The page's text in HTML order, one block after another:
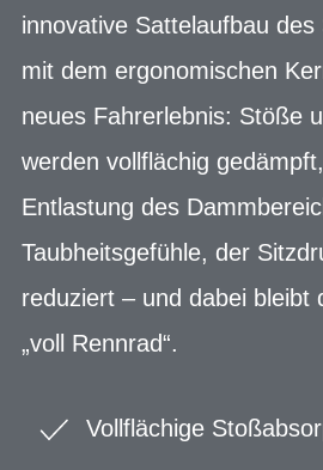
innovative Sattelaufbau des
mit dem ergonomischen
neues Fahrerlebnis: Stöße
werden vollflächig
Entlastung des
Taubheitsgefühle, der
reduziert – und dabei bleibt
„voll Rennrad“.
Vollflächige